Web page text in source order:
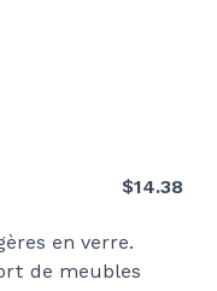
$14.38
en verre.
de meubles